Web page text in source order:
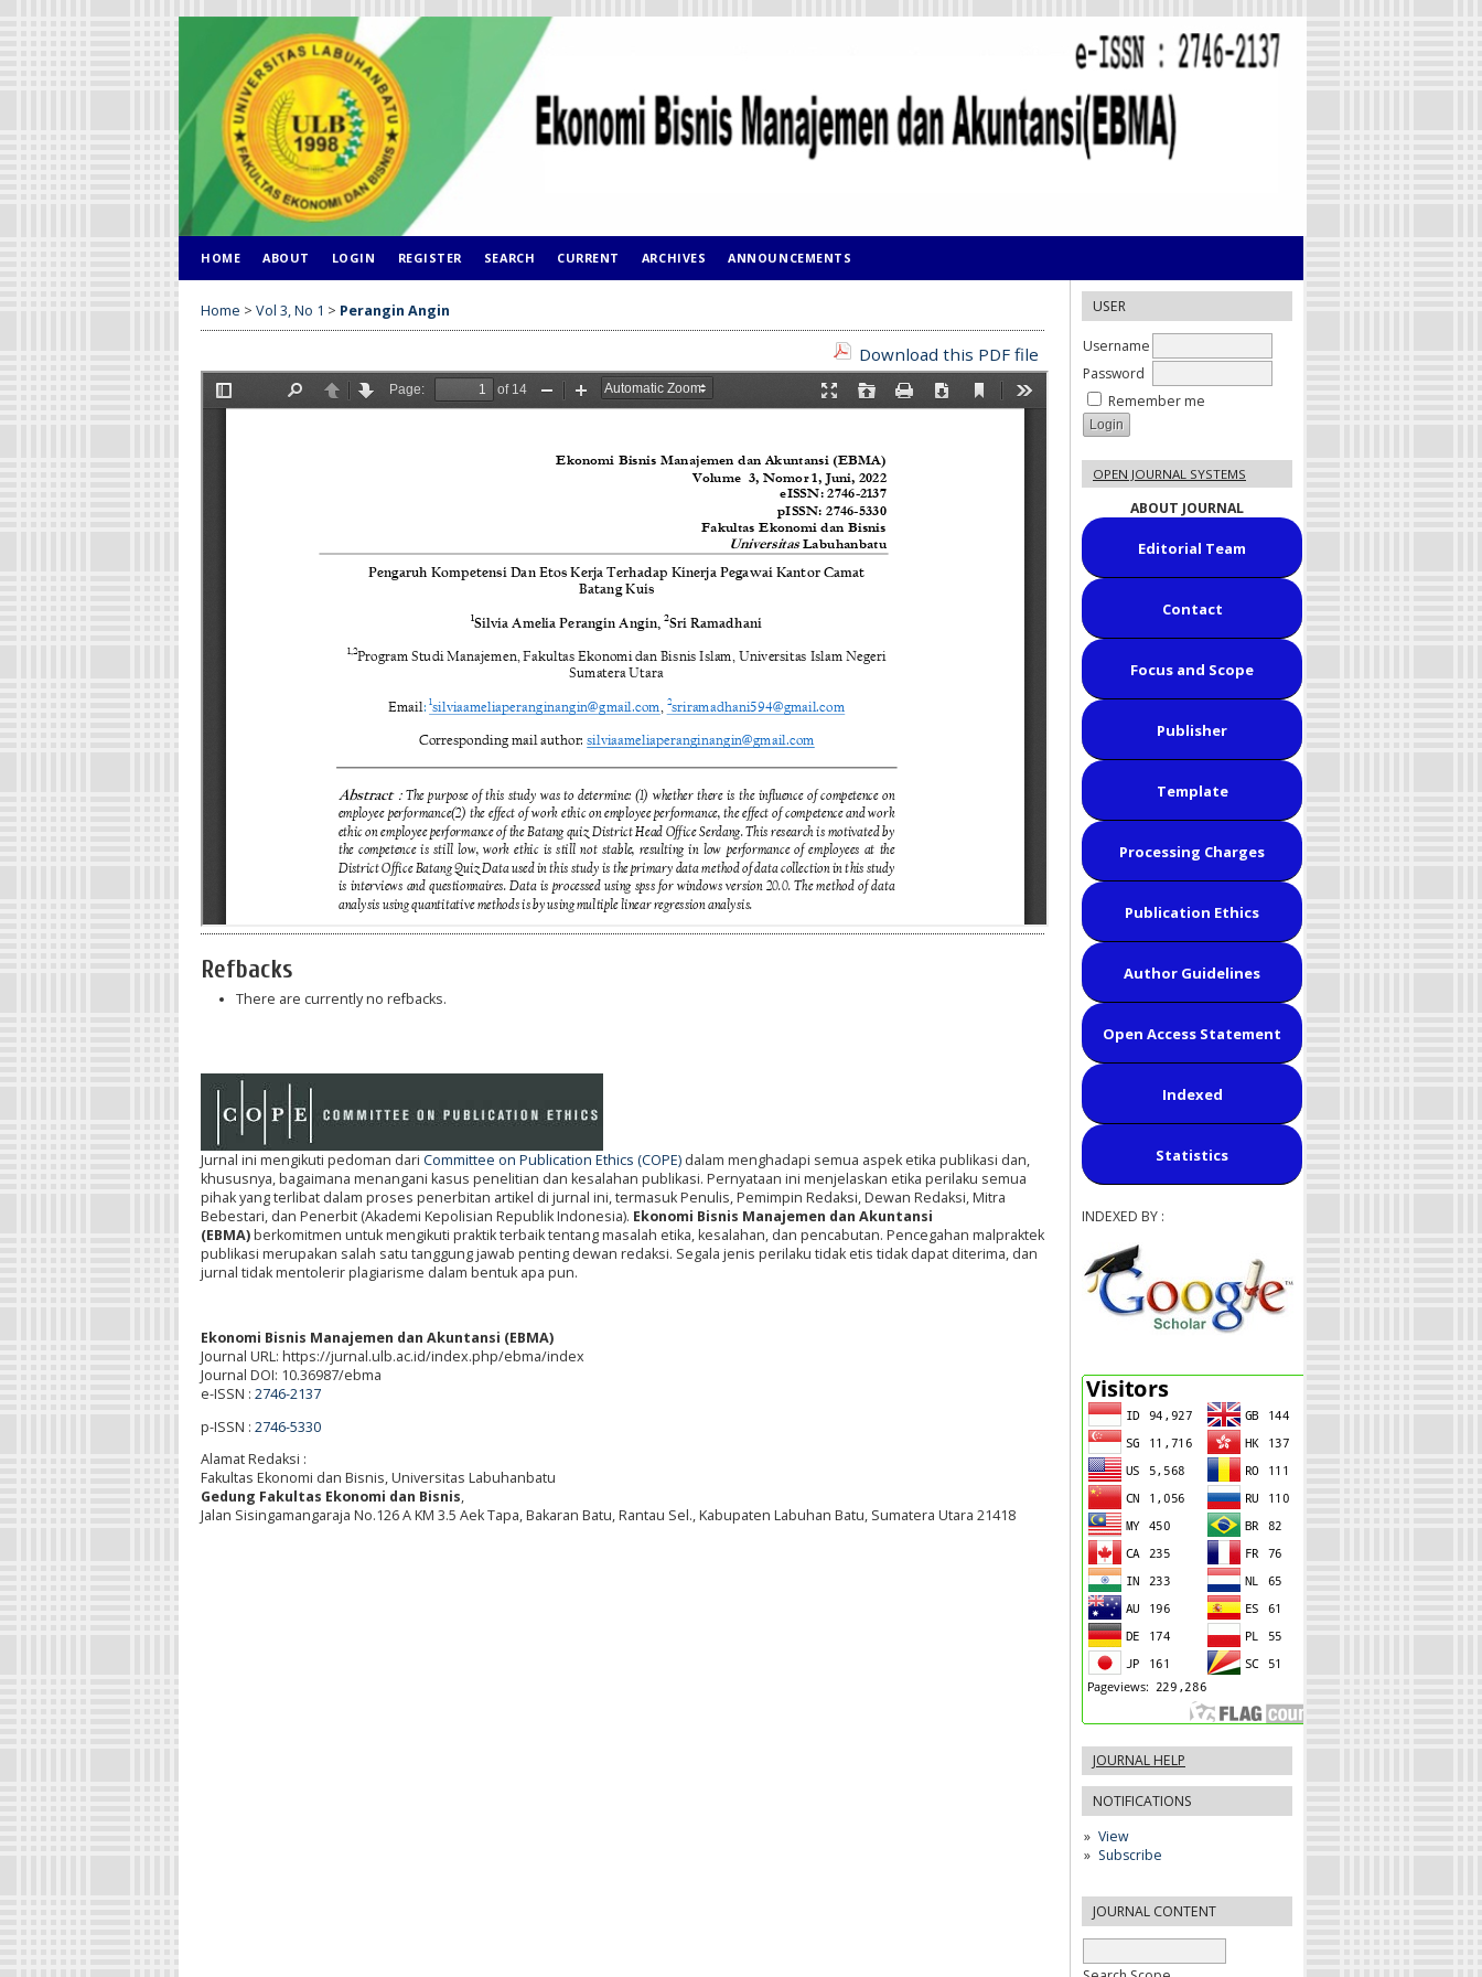
USER
Username
Password
Remember me
OPEN JOURNAL SYSTEMS
ABOUT JOURNAL
Editorial Team
Contact
Focus and Scope
Publisher
Template
Processing Charges
Publication Ethics
Author Guidelines
Open Access Statement
Indexed
Statistics
INDEXED BY :
JOURNAL HELP
NOTIFICATIONS
View
Subscribe
JOURNAL CONTENT
HOME ABOUT LOGIN REGISTER SEARCH CURRENT ARCHIVES ANNOUNCEMENTS
Home > Vol 3, No 1 > Perangin Angin
Download this PDF file
Refbacks
There are currently no refbacks.
Jurnal ini mengikuti pedoman dari Committee on Publication Ethics (COPE) dalam menghadapi semua aspek etika publikasi dan,
khususnya, bagaimana menangani kasus penelitian dan kesalahan publikasi. Pernyataan ini menjelaskan etika perilaku semua
pihak yang terlibat dalam proses penerbitan artikel di jurnal ini, termasuk Penulis, Pemimpin Redaksi, Dewan Redaksi, Mitra
Bebestari, dan Penerbit (Akademi Kepolisian Republik Indonesia). Ekonomi Bisnis Manajemen dan Akuntansi
(EBMA)berkomitmen untuk mengikuti praktik terbaik tentang masalah etika, kesalahan, dan pencabutan. Pencegahan malpraktek
publikasi merupakan salah satu tanggung jawab penting dewan redaksi. Segala jenis perilaku tidak etis tidak dapat diterima, dan
jurnal tidak mentolerir plagiarisme dalam bentuk apa pun.
Ekonomi Bisnis Manajemen dan Akuntansi (EBMA)
Journal URL: https://jurnal.ulb.ac.id/index.php/ebma/index
Journal DOI: 10.36987/ebma
e-ISSN : 2746-2137
p-ISSN : 2746-5330
Alamat Redaksi :
Fakultas Ekonomi dan Bisnis, Universitas Labuhanbatu
Gedung Fakultas Ekonomi dan Bisnis,
Jalan Sisingamangaraja No.126 A KM 3.5 Aek Tapa, Bakaran Batu, Rantau Sel., Kabupaten Labuhan Batu, Sumatera Utara 21418